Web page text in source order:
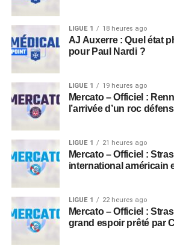
LIGUE 1 18 heures ago
AJ Auxerre : Quel état
pour Paul Nardi ?
LIGUE 1 19 heures ago
Mercato – Officiel :
l’arrivée d’un roc
LIGUE 1 21 heures ago
Mercato – Officiel :
international américain
LIGUE 1 22 heures ago
Mercato – Officiel :
grand espoir prêté par